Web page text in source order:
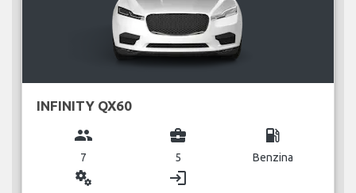
INFINITY QX60
group
7
business_center
5
local_gas_station
Benzina
miscellaneous_services login